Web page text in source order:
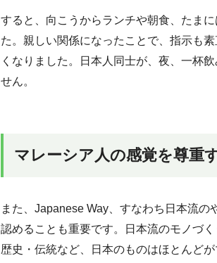
すると、向こうからランチや朝食、たま
た。親しい関係になったことで、指示も
くなりました。日本人同士が、夜、一杯
せん。
マレーシア人の感覚を尊重
また、Japanese Way、すなわち日本流
認めることも重要です。日本流のモノづ
歴史・伝統など、日本のものはほとんど